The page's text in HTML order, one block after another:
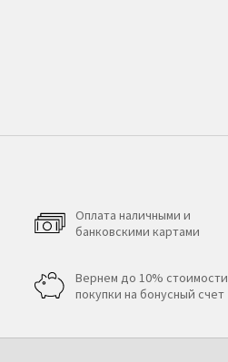
Оплата наличными и
банковскими картами
Вернем до 10% стоимости
покупки на бонусный счет